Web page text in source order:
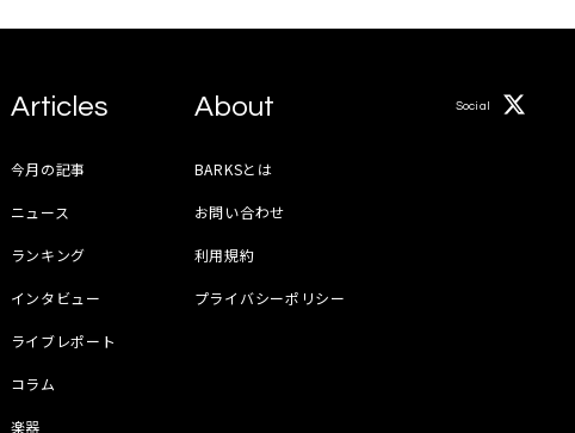
Articles
今月の記事
ニュース
ランキング
インタビュー
ライブレポート
コラム
楽器
About
BARKSとは
お問い合わせ
利用規約
プライバシーポリシー
Social